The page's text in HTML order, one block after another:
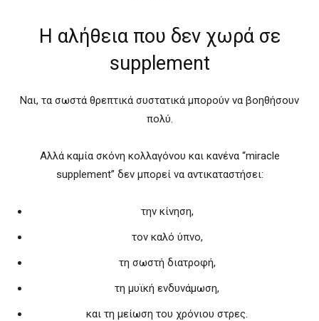
Η αλήθεια που δεν χωρά σε
supplement
Ναι, τα σωστά θρεπτικά συστατικά μπορούν να βοηθήσουν
πολύ.
Αλλά καμία σκόνη κολλαγόνου και κανένα “miracle
supplement” δεν μπορεί να αντικαταστήσει:
την κίνηση,
τον καλό ύπνο,
τη σωστή διατροφή,
τη μυϊκή ενδυνάμωση,
και τη μείωση του χρόνιου στρες.